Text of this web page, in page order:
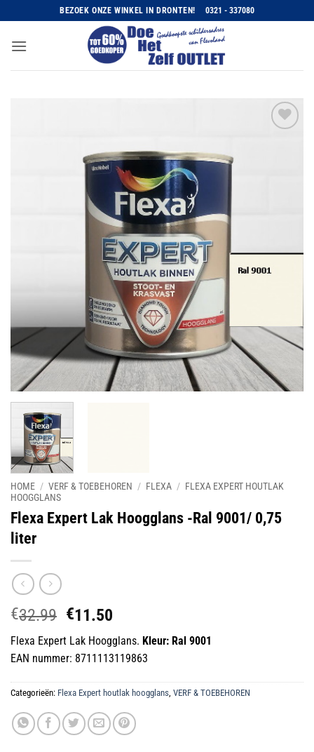
naar
inhoud
BEZOEK ONZE WINKEL IN DRONTEN! 0321 - 337080
HOME / VERF & TOEBEHOREN / FLEXA / FLEXA EXPERT HOUTLAK
HOOGGLANS
Flexa Expert Lak Hoogglans -Ral 9001/ 0,75
liter
€32.99 Oorspronkelijke
prijs
was:
€32.99.
€11.50
prijs
is:
€11.50.
Flexa Expert Lak Hoogglans. Kleur: Ral 9001
EAN nummer: 8711113119863
Categorieën: Flexa Expert houtlak hoogglans VERF & TOEBEHOREN